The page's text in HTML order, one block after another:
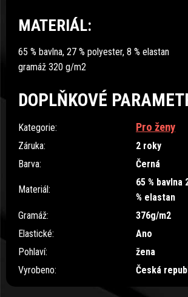
MATERIÁL:
65 % bavlna, 27 % polyester, 8 % elastan
gramáž 320 g/m2
DOPLŇKOVÉ
Kategorie: Pro ženy
Záruka:
2 roky
Barva: Černá
Materiál:
65 % bavlna
% elastan
Gramáž:
376g/m2
Elastické:
Ano
Pohlaví:
žena
Vyrobeno: Česká